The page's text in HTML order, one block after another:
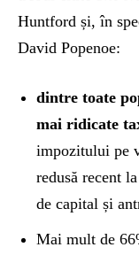
Huntford și, în
David Popenoe:
dintre toate
mai ridicate
impozitului pe
redusă recent
de capital și
Mai mult de